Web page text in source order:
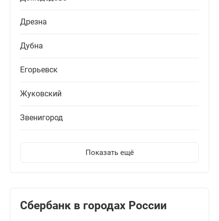
Дрезна
Дубна
Егорьевск
Жуковский
Звенигород
Показать ещё
Сбербанк в городах России